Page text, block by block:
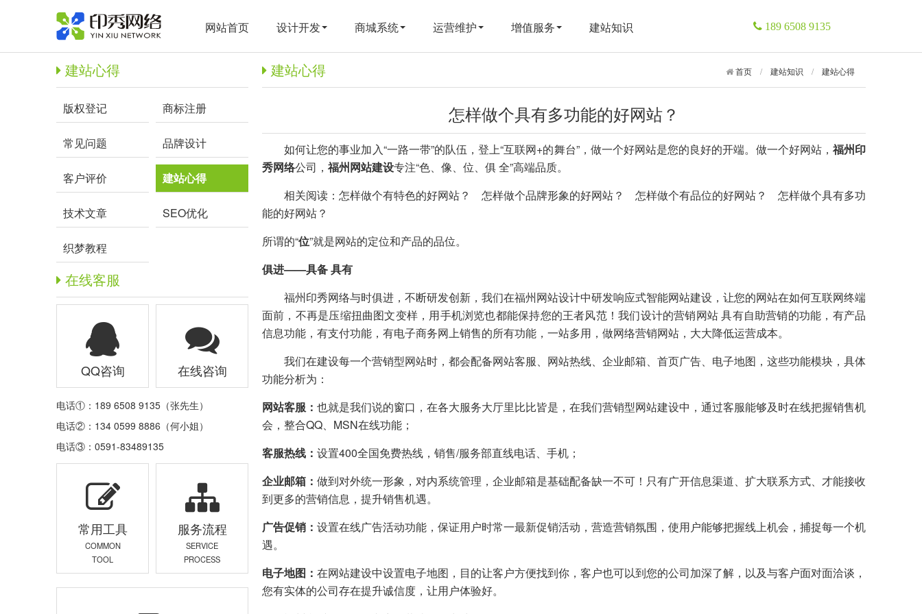
网站首页 设计开发 商城系统 运营维护 增值服务 建站知识 189 6508 9135
建站心得
版权登记 商标注册
常见问题 品牌设计
客户评价 建站心得
技术文章 SEO优化
织梦教程
在线客服
QQ咨询 在线咨询
电话①：189 6508 9135（张先生）
电话②：134 0599 8886（何小姐）
电话③：0591-83489135
常用工具
COMMON
TOOL
服务流程
SERVICE
PROCESS
首页 / 建站知识 / 建站心得
建站心得
怎样做个具有多功能的好网站？
如何让您的事业加入“一路一带”的队伍，登上“互联网+的舞台”，做一个好网站是您的良好的开端。做一个好网站， 福州印
秀网络公司， 福州网站建设专注“色、像、位、俱 全”高端品质。
相关阅读： 怎样做个有特色的好网站？ 怎样做个品牌形象的好网站？ 怎样做个有品位的好网站？
怎样做个具有多功
能的好网站？
所谓的“位”就是网站的定位和产品的品位。
俱进——具备 具有
福州印秀网络与时俱进，不断研发创新，我们在福州网站设计中研发响应式智能网站建设，让您的网站在如何互联网终端
面前，不再是压缩扭曲图文变样，用手机浏览也都能保持您的王者风范！我们设计的营销网站 具有自助营销的功能，有产品
信息功能，有支付功能，有电子商务网上销售的所有功能，一站多用，做网络营销网站，大大降低运营成本。
我们在建设每一个营销型网站时，都会配备网站客服、网站热线、企业邮箱、首页广告、电子地图，这些功能模块，具体
功能分析为：
网站客服： 也就是我们说的窗口，在各大服务大厅里比比皆是，在我们营销型网站建设中，通过客服能够及时在线把握销售机
会，整合QQ、MSN在线功能；
客服热线： 设置400全国免费热线，销售/服务部直线电话、手机；
企业邮箱： 做到对外统一形象，对内系统管理，企业邮箱是基础配备缺一不可！只有广开信息渠道、扩大联系方式、才能接收
到更多的营销信息，提升销售机遇。
广告促销： 设置在线广告活动功能，保证用户时常一最新促销活动，营造营销氛围，使用户能够把握线上机会，捕捉每一个机
遇。
电子地图： 在网站建设中设置电子地图，目的让客户方便找到你，客户也可以到您的公司加深了解，以及与客户面对面洽谈，
您有实体的公司存在提升诚信度，让用户体验好。